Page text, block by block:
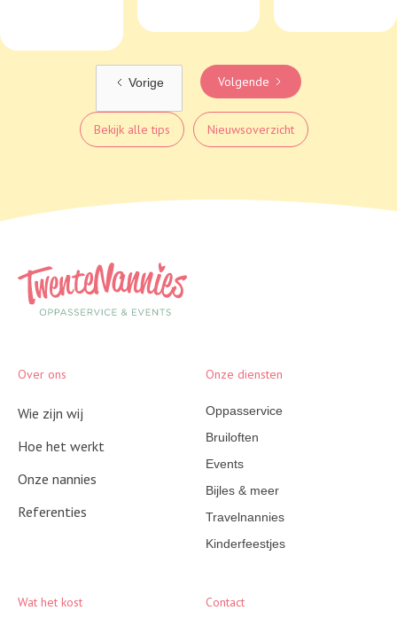
Vorige Volgende
Bekijk alle tips Nieuwsoverzicht
Over ons
Wie zijn wij
Hoe het werkt
Onze nannies
Referenties
Wat het kost Contact
Onze diensten
Oppasservice
Bruiloften
Events
Bijles & meer
Travelnannies
Kinderfeestjes